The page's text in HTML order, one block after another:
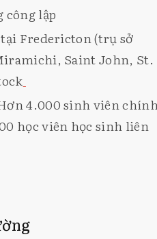
công lập
tại Fredericton (trụ sở
Saint John, St.
4.000 sinh viên
học viên học sinh liên